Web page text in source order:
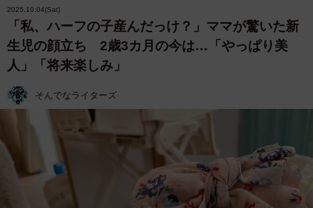
2025.10.04(Sat)
「私、ハーフの子産んだっけ？」ママが驚いた新
生児の顔立ち 2歳3カ月の今は…「やっぱり美
人」「将来楽しみ」
そんでなライターズ